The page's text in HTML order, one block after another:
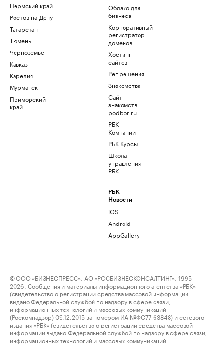
Пермский край
Ростов-на-Дону
Татарстан
Тюмень
Черноземье
Кавказ
Карелия
Мурманск
Приморский
край
Облако для
бизнеса
Корпоративный
регистратор
доменов
Хостинг
сайтов
Рег.решения
Знакомства
Сайт
знакомств
podbor.ru
РБК
Компании
РБК Курсы
Школа
управления
РБК
РБК
Новости
iOS
Android
AppGallery
© ООО «БИЗНЕСПРЕСС», АО «РОСБИЗНЕСКОНСАЛТИНГ», 1995–
2026. Сообщения и материалы информационного агентства «РБК»
(свидетельство о регистрации средства массовой информации
выдано Федеральной службой по надзору в сфере связи,
информационных технологий и массовых коммуникаций
(Роскомнадзор) 09.12.2015 за номером ИА №ФС77-63848) и сетевого
издания «РБК» (свидетельство о регистрации средства массовой
информации выдано Федеральной службой по надзору в сфере связи,
информационных технологий и массовых коммуникаций